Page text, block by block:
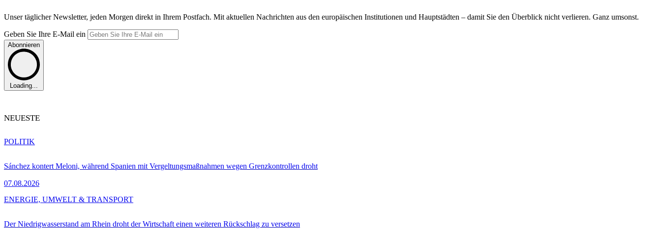
Unser täglicher Newsletter, jeden Morgen direkt in Ihrem Postfach. Mit aktuellen Nachrichten aus den europäischen Institutionen und Hauptstädten – damit Sie den Überblick nicht verlieren. Ganz umsonst.
Geben Sie Ihre E-Mail ein
Abonnieren
Loading...
NEUESTE
Sánchez kontert Meloni, während Spanien mit Vergeltungsmaßnahmen wegen Grenzkontrollen droht
07.08.2026
POLITIK
Der Niedrigwasserstand am Rhein droht der Wirtschaft einen weiteren Rückschlag zu versetzen
ENERGIE, UMWELT & TRANSPORT